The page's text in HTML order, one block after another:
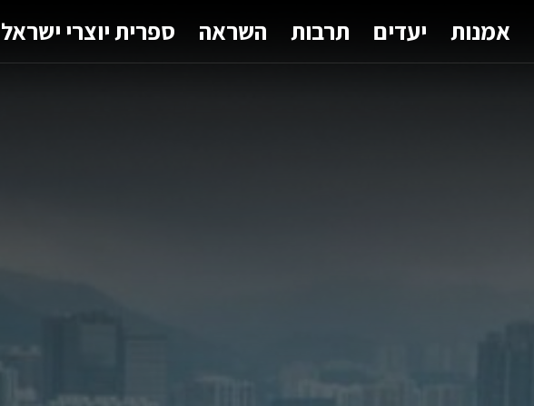
אמנות יעדים תרבות השראה ספרית יוצרי ישראל